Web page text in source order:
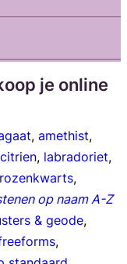
je online
, amethist,
citrien, labradoriet,
rozenkwarts,
op naam A-Z
& geode,
,